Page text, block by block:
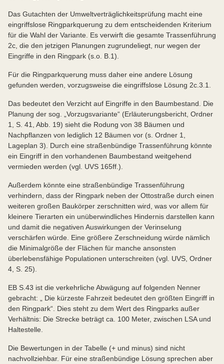
Das Gutachten der Umweltverträglichkeitsprüfung macht eine
eingriffslose Ringparkquerung zu dem entscheidenden Kriterium
für die Wahl der Variante. Es verwirft die gesamte Trassenführung
2c, die den jetzigen Planungen zugrundeliegt, nur wegen der
Eingriffe in den Ringpark (s.o. B.1).
Für die Ringparkquerung muss daher eine andere Lösung
gefunden werden, vorzugsweise die eingriffslose Lösung 2c.3.1.
Das bedeutet den Verzicht auf Eingriffe in den Baumbestand. Die
Planung der sog. „Vorzugsvariante“ (Erläuterungsbericht, Ordner
1, S. 41, Abb. 19) sieht die Rodung von 38 Bäumen und
Nachpflanzen von lediglich 12 Bäumen vor (s. Ordner 1,
Lageplan 3). Durch eine straßenbündige Trassenführung könnte
ein Eingriff in den vorhandenen Baumbestand weitgehend
vermieden werden (vgl. UVS 165ff.).
Außerdem könnte eine straßenbündige Trassenführung
verhindern, dass der Ringpark neben der Ottostraße durch einen
weiteren großen Baukörper zerschnitten wird, was vor allem für
kleinere Tierarten ein unüberwindliches Hindernis darstellen kann
und damit die negativen Auswirkungen der Verinselung
verschärfen würde. Eine größere Zerschneidung würde nämlich
die Minimalgröße der Flächen für manche ansonsten
überlebensfähige Populationen unterschreiten (vgl. UVS, Ordner
4, S. 25).
EB S.43 ist die verkehrliche Abwägung auf folgenden Nenner
gebracht: „ Die kürzeste Fahrzeit bedeutet den größten Eingriff in
den Ringpark“. Dies steht zu dem Wert des Ringparks außer
Verhältnis: Die Strecke beträgt ca. 100 Meter, zwischen LSA und
Haltestelle.
Die Bewertungen in der Tabelle (+ und minus) sind nicht
nachvollziehbar. Für eine straßenbündige Lösung sprechen aber